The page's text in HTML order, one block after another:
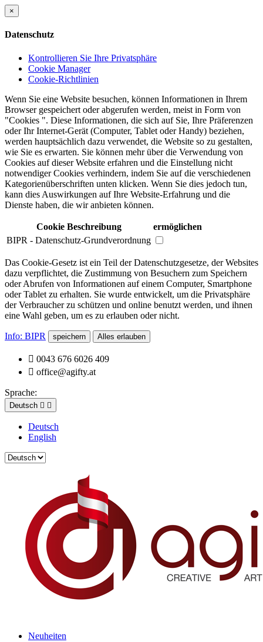
×
Datenschutz
Kontrollieren Sie Ihre Privatsphäre
Cookie Manager
Cookie-Richtlinien
Wenn Sie eine Website besuchen, können Informationen in Ihrem
Browser gespeichert oder abgerufen werden, meist in Form von
"Cookies ". Diese Informationen, die sich auf Sie, Ihre Präferenzen
oder Ihr Internet-Gerät (Computer, Tablet oder Handy) beziehen,
werden hauptsächlich dazu verwendet, die Website so zu gestalten,
wie Sie es erwarten. Sie können mehr über die Verwendung von
Cookies auf dieser Website erfahren und die Einstellung nicht
notwendiger Cookies verhindern, indem Sie auf die verschiedenen
Kategorienüberschriften unten klicken. Wenn Sie dies jedoch tun,
kann dies Auswirkungen auf Ihre Website-Erfahrung und die
Dienste haben, die wir anbieten können.
Cookie Beschreibung
ermöglichen
BIPR - Datenschutz-Grundverordnung
Das Cookie-Gesetz ist ein Teil der Datenschutzgesetze, der Websites
dazu verpflichtet, die Zustimmung von Besuchern zum Speichern
oder Abrufen von Informationen auf einem Computer, Smartphone
oder Tablet zu erhalten. Sie wurde entwickelt, um die Privatsphäre
der Verbraucher zu schützen und online benutzt werden, und ihnen
eine Wahl geben, um es zu erlauben oder nicht.
Info: BIPR speichern Alles erlauben
 0043 676 6026 409
 office@agifty.at
Sprache:
Deutsch  
Deutsch
English
Neuheiten